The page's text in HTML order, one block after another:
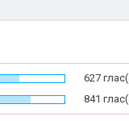
627
841